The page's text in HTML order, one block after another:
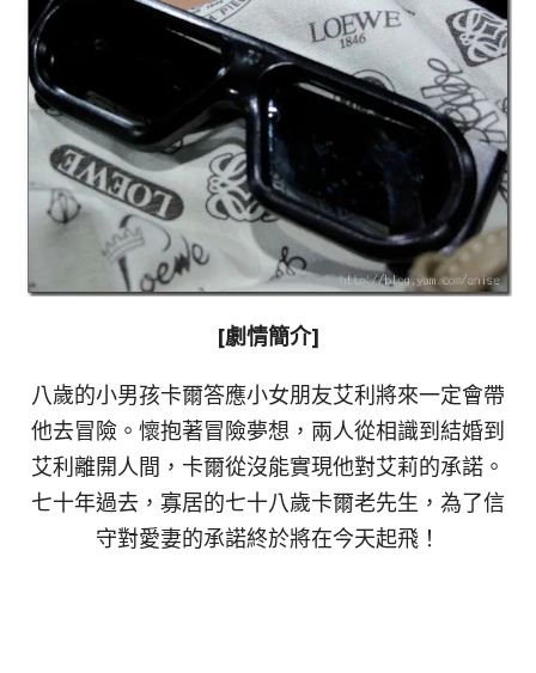
[劇情簡介]
八歲的小男孩卡爾答應小女朋友艾利將來一定會帶
他去冒險。懷抱著冒險夢想，兩人從相識到結婚到
艾利離開人間，卡爾從沒能實現他對艾莉的承諾。
七十年過去，寡居的七十八歲卡爾老先生，為了信
守對愛妻的承諾終於將在今天起飛！